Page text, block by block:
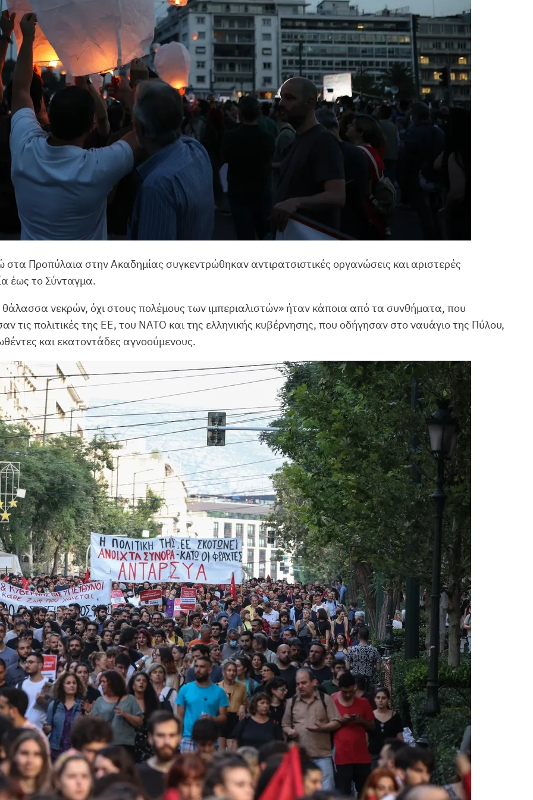
Προπύλαια στην Ακαδημίας συγκεντρώθηκαν αντιρατσιστικές οργανώσεις και αριστερές
έως το Σύνταγμα.
νεκρών, όχι στους πολέμους των ιμπεριαλιστών» ήταν κάποια από τα συνθήματα, που
τις πολιτικές της ΕΕ, του ΝΑΤΟ και της ελληνικής κυβέρνησης, που οδήγησαν στο ναυάγιο της Πύλου,
και εκατοντάδες αγνοούμενους.